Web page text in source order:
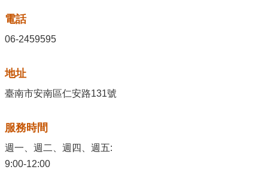
電話
06-2459595
地址
臺南市安南區仁安路131號
服務時間
週一、週二、週四、週五:
9:00-12:00